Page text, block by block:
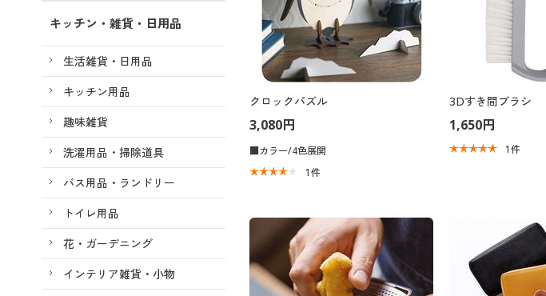
クロックパズル
3,080円
■カラー/4色展開
1件
3Dすき間ブラシ
1,650円
1件
キッチン・雑貨・日用品
生活雑貨・日用品
キッチン用品
趣味雑貨
洗濯用品・掃除道具
バス用品・ランドリー
トイレ用品
花・ガーデニング
インテリア雑貨・小物